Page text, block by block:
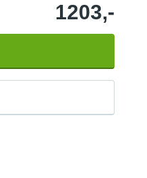
1203,-